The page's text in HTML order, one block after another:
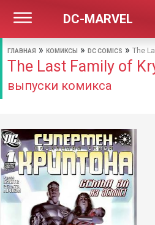
DC-MARVEL
ГЛАВНАЯ » КОМИКСЫ » DC COMICS » The
The Last Family of
выпуски комикса